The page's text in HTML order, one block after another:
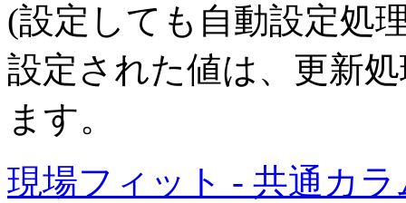
(設定しても自動設定処
設定された値は、更新
ます。
現場フィット - 共通カラ